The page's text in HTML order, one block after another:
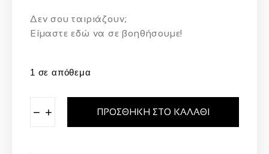
Δεν σου ταιριάζουν;
Eίμαστε εδώ να σε βοηθήσουμε!
1 σε απόθεμα
− + ΠΡΟΣΘΉΚΗ ΣΤΟ ΚΑΛΆΘΙ